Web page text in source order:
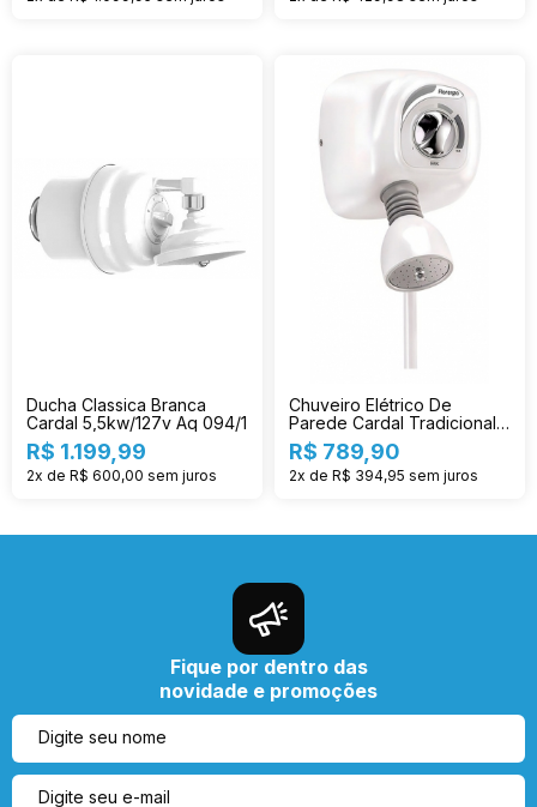
Ducha Classica Branca
Cardal 5,5kw/127v Aq 094/1
R$ 1.199,99
2x de R$ 600,00 sem juros
Chuveiro Elétrico De
Parede Cardal Tradicional
Florenza Branco 5.5kw 127v
R$ 789,90
2x de R$ 394,95 sem juros
Fique por dentro das
novidade e promoções